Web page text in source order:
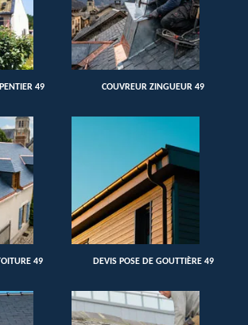
49 COUVREUR ZINGUEUR 49
49 DEVIS POSE DE GOUTTIÈRE 49